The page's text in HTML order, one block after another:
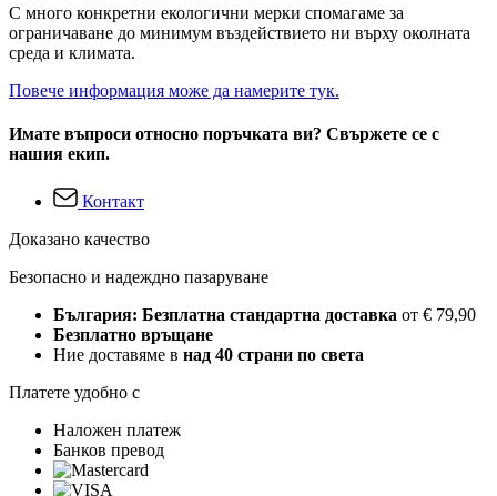
С много конкретни екологични мерки спомагаме за
ограничаване до минимум въздействието ни върху околната
среда и климата.
Повече информация може да намерите тук.
Имате въпроси относно поръчката ви? Свържете се с
нашия екип.
Контакт
Доказано качество
Безопасно и надеждно пазаруване
България: Безплатна стандартна доставка от € 79,90
Безплатно връщане
Ние доставяме в над 40 страни по света
Платете удобно с
Наложен платеж
Банков превод